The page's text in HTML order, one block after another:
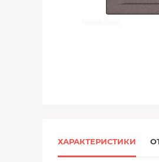
ХАРАКТЕРИСТИКИ